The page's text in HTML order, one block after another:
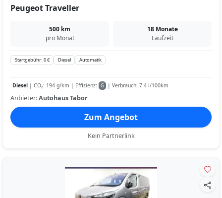
Peugeot Traveller
500 km
pro Monat
18 Monate
Laufzeit
Startgebühr: 0 € Diesel Automatik
Diesel | CO₂: 194 g/km | Effizienz: G | Verbrauch: 7.4 l/100km
Anbieter:Autohaus Tabor
Zum Angebot
Kein Partnerlink